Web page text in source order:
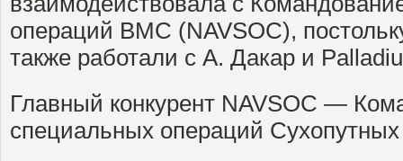
операций ВМС (NAVSOC),
также работали с А. Дакар и
Главный конкурент NAVSOC —
специальных операций